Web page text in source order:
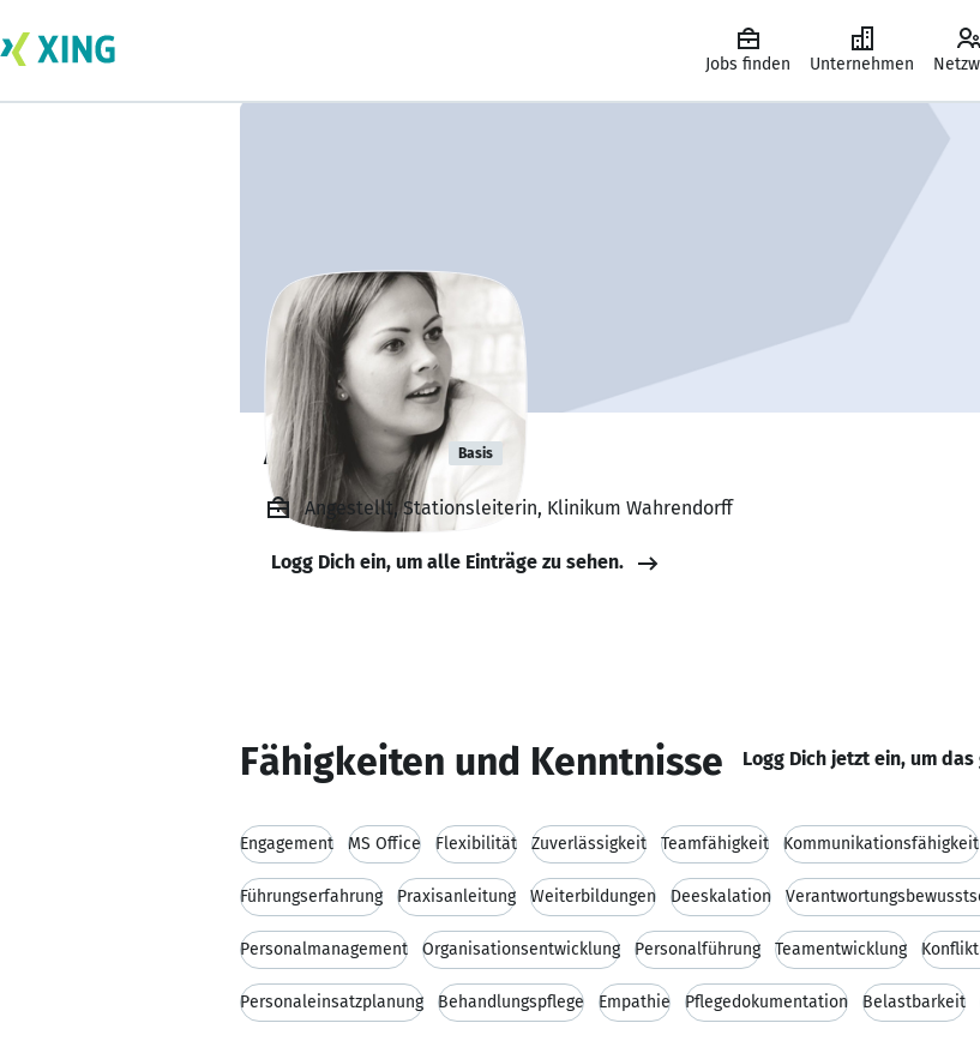
Jobs finden Unternehmen
Anna Seiler Basis
Angestellt, Stationsleiterin, Klinikum Wahrendorff
Logg Dich ein, um alle Einträge zu sehen.
Fähigkeiten und Kenntnisse Logg Dich jetzt ein, um
Engagement MS Office Flexibilität Zuverlässigkeit Teamfähigkeit Kommunikationsfähigkeit
Führungserfahrung Praxisanleitung Weiterbildungen Deeskalation
Personalmanagement Organisationsentwicklung Personalführung Teamentwicklung
Personaleinsatzplanung Behandlungspflege Empathie Pflegedokumentation Belastbarkeit